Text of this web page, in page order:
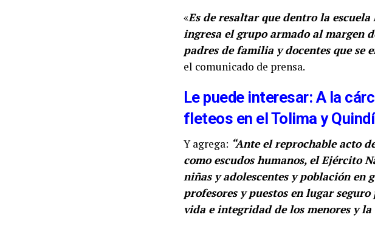
«Es de resaltar que dentro la escuela
ingresa el grupo armado al margen
padres de familia y docentes que
el comunicado de prensa.
Le puede interesar: A la
fleteos en el Tolima y
Y agrega: “Ante el reprochable acto
como escudos humanos, el Ejército
niñas y adolescentes y población en
profesores y puestos en lugar
vida e integridad de los menores y